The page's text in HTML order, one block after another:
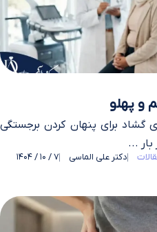
و پهلو
برای پنهان کردن برجستگی‌
...
دکتر علی الماسی 7 / 10 / 1404